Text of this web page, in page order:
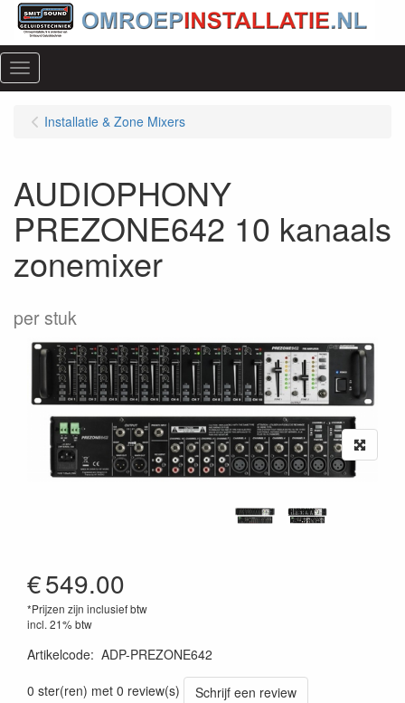
Menu
Installatie & Zone Mixers
AUDIOPHONY
PREZONE642 10 kanaals
zonemixer
per stuk
€549.00
*Prijzen zijn inclusief btw
incl. 21% btw
Artikelcode: ADP-PREZONE642
0 ster(ren) met 0 review(s)
Schrijf een review